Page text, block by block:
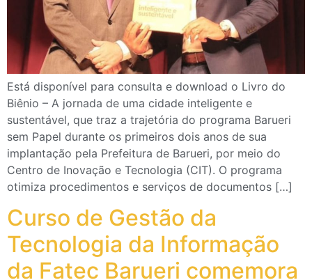
Está disponível para consulta e download o Livro do
Biênio – A jornada de uma cidade inteligente e
sustentável, que traz a trajetória do programa Barueri
sem Papel durante os primeiros dois anos de sua
implantação pela Prefeitura de Barueri, por meio do
Centro de Inovação e Tecnologia (CIT). O programa
otimiza procedimentos e serviços de documentos […]
Curso de Gestão da
Tecnologia da Informação
da Fatec Barueri comemora